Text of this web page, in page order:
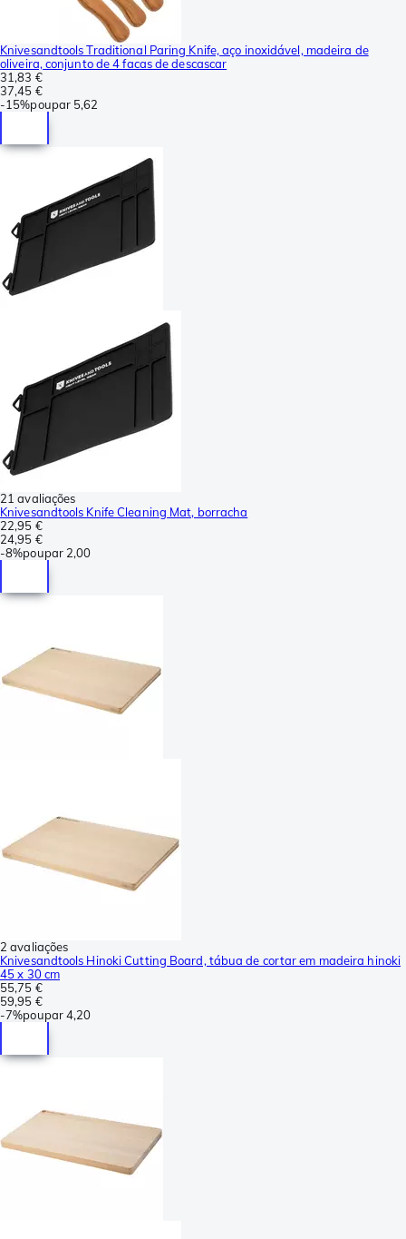
Knivesandtools Traditional Paring Knife, aço inoxidável, madeira de
oliveira, conjunto de 4 facas de descascar
31,83 €
37,45 €
-15%poupar 5,62
21 avaliações
Knivesandtools Knife Cleaning Mat, borracha
22,95 €
24,95 €
-8%poupar 2,00
2 avaliações
Knivesandtools Hinoki Cutting Board, tábua de cortar em madeira hinoki
45 x 30 cm
55,75 €
59,95 €
-7%poupar4,20